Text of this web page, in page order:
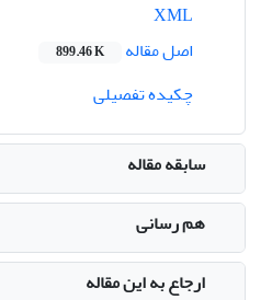
اصل مقاله
899.46 K
چکیده تفصیلی
سابقه مقاله
هم رسانی
ارجاع به این مقاله